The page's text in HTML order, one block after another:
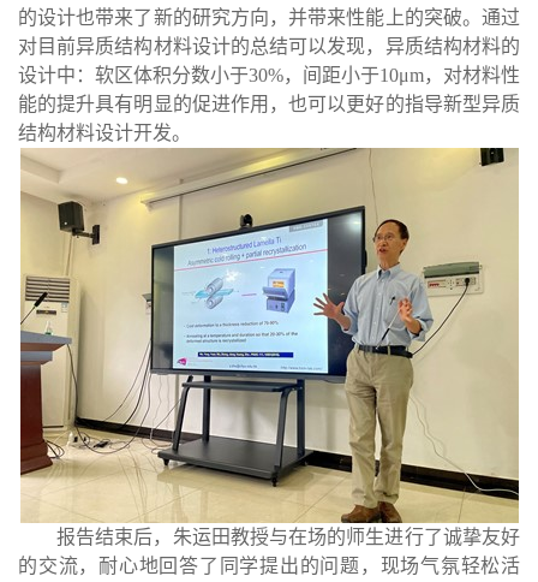
的设计也带来了新的研究方向，并带来性能上的突破。通过
对目前异质结构材料设计的总结可以发现，异质结构材料的
设计中：软区体积分数小于30%，间距小于10μm，对材料性
能的提升具有明显的促进作用，也可以更好的指导新型异质
结构材料设计开发。
报告结束后，朱运田教授与在场的师生进行了诚挚友好
的交流，耐心地回答了同学提出的问题，现场气氛轻松活